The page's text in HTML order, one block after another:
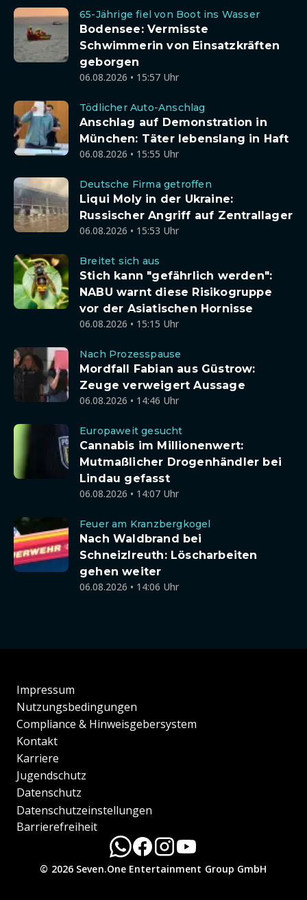
65-Jährige fiel von Boot ins Wasser
Bodensee: Vermisste
Schwimmerin von Einsatzkräften
geborgen
06.08.2026 • 15:57 Uhr
Tödlicher Auto-Anschlag
Anschlag auf Demonstration in
München: Täter lebenslang in Haft
06.08.2026 • 15:55 Uhr
Deutsche Firma getroffen
Liqui Moly in der Ukraine:
Russischer Angriff auf Zentrallager
06.08.2026 • 15:53 Uhr
Breitet sich aus
Stich kann "gefährlich werden":
NABU warnt diese Risikogruppe
vor der Asiatischen Hornisse
06.08.2026 • 15:15 Uhr
Nach Prozesspause
Mordfall Fabian aus Güstrow:
Zeuge verweigert Aussage
06.08.2026 • 14:46 Uhr
Europaweit gesucht
Cannabis im Millionenwert:
Mutmaßlicher Drogenhändler bei
Lindau gefasst
06.08.2026 • 14:07 Uhr
Feuer am Kranzbergkogel
Nach Waldbrand bei
Schneizlreuth: Löscharbeiten
gehen weiter
06.08.2026 • 14:06 Uhr
Impressum
Nutzungsbedingungen
Compliance & Hinweisgebersystem
Kontakt
Karriere
Jugendschutz
Datenschutz
Datenschutzeinstellungen
Barrierefreiheit
© 2026 Seven.One Entertainment Group GmbH